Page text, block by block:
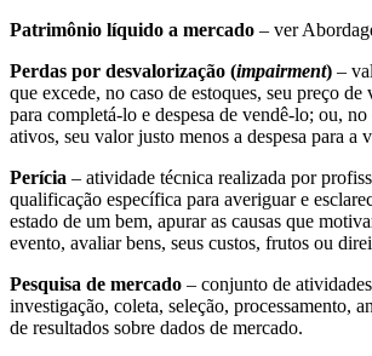
Patrimônio líquido a mercado – ver
Perdas por desvalorização (impairment) –
que excede, no caso de estoques, seu preço de
para completá-lo e despesa de vendê-lo; ou, no
ativos, seu valor justo menos a despesa para a
Perícia – atividade técnica realizada por
qualificação específica para averiguar e
estado de um bem, apurar as causas que
evento, avaliar bens, seus custos, frutos ou
Pesquisa de mercado – conjunto de
investigação, coleta, seleção, processamento,
de resultados sobre dados de mercado.